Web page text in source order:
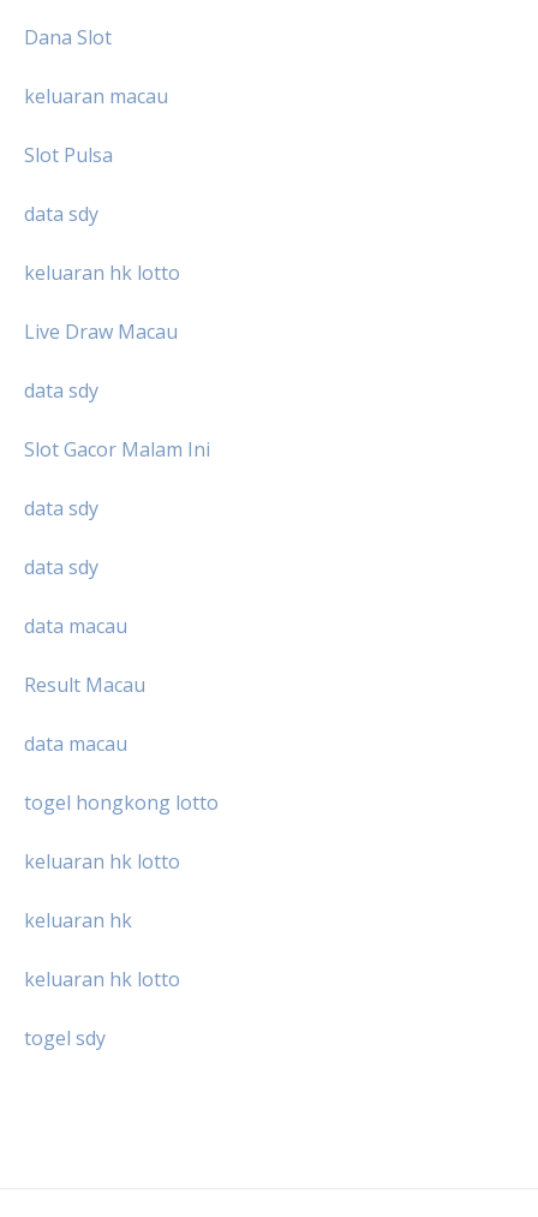
Dana Slot
keluaran macau
Slot Pulsa
data sdy
keluaran hk lotto
Live Draw Macau
data sdy
Slot Gacor Malam Ini
data sdy
data sdy
data macau
Result Macau
data macau
togel hongkong lotto
keluaran hk lotto
keluaran hk
keluaran hk lotto
togel sdy